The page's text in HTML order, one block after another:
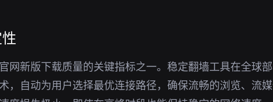
网新版下载质量的关键指标之一。稳定翻墙工具在全球
，自动为用户选择最优连接路径，确保流畅的浏览、流